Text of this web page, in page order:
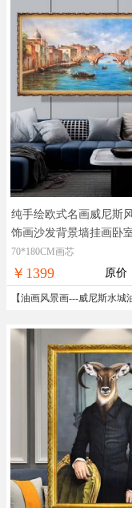
纯手绘欧式名画威尼斯
饰画沙发背景墙挂画卧
拍摄，现货图片，在线
70*180CM画芯
￥1399 原价
【油画风景画---威尼斯水城